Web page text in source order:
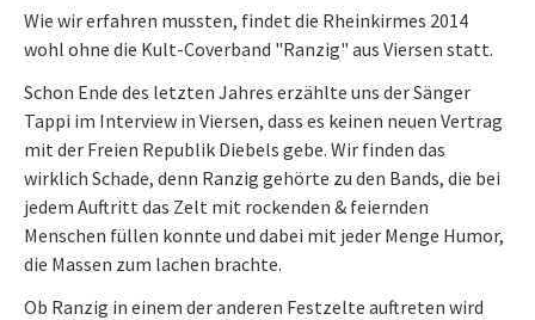
Wie wir erfahren mussten, findet die Rheinkirmes 2014
wohl ohne die Kult-Coverband "Ranzig" aus Viersen statt.
Schon Ende des letzten Jahres erzählte uns der Sänger
Tappi im Interview in Viersen, dass es keinen neuen Vertrag
mit der Freien Republik Diebels gebe. Wir finden das
wirklich Schade, denn Ranzig gehörte zu den Bands, die bei
jedem Auftritt das Zelt mit rockenden & feiernden
Menschen füllen konnte und dabei mit jeder Menge Humor,
die Massen zum lachen brachte.
Ob Ranzig in einem der anderen Festzelte auftreten wird